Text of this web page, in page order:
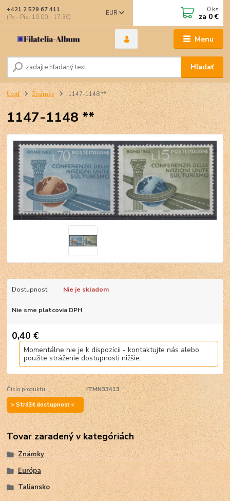
Menu
EUR
Hľadať
+421 2 529 67 411
(Po - Pia: 10:00 - 17:30)
0 ks
za 0 €
Úvod Známky 1147-1148 **
1147-1148 **
Dostupnosť Nie je skladom
Nie sme platcovia DPH
0,40 €
Momentálne nie je k dispozícii - kontaktujte nás alebo
použite stráženie dostupnosti nižšie.
Číslo produktu:
ITMN33413
> Strážiť dostupnosť <
Tovar zaradený v kategóriách
Známky
Európa
Taliansko